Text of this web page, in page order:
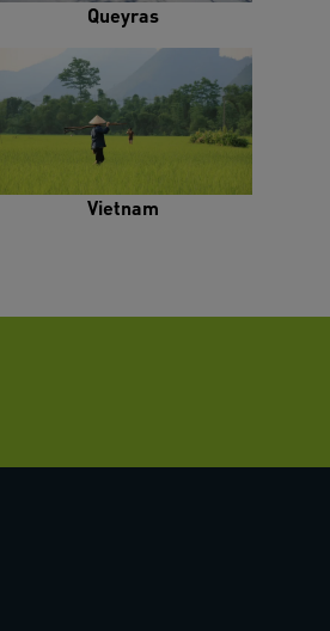
Queyras
Vietnam